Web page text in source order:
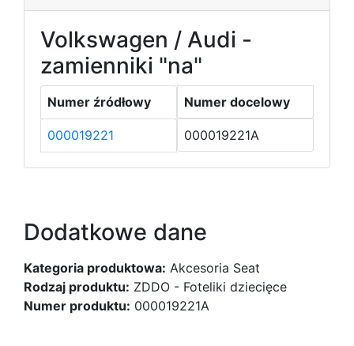
Volkswagen / Audi -
zamienniki "na"
Numer źródłowy Numer docelowy
000019221 000019221A
Dodatkowe dane
Kategoria produktowa: Akcesoria Seat
Rodzaj produktu: ZDDO - Foteliki dziecięce
Numer produktu: 000019221A